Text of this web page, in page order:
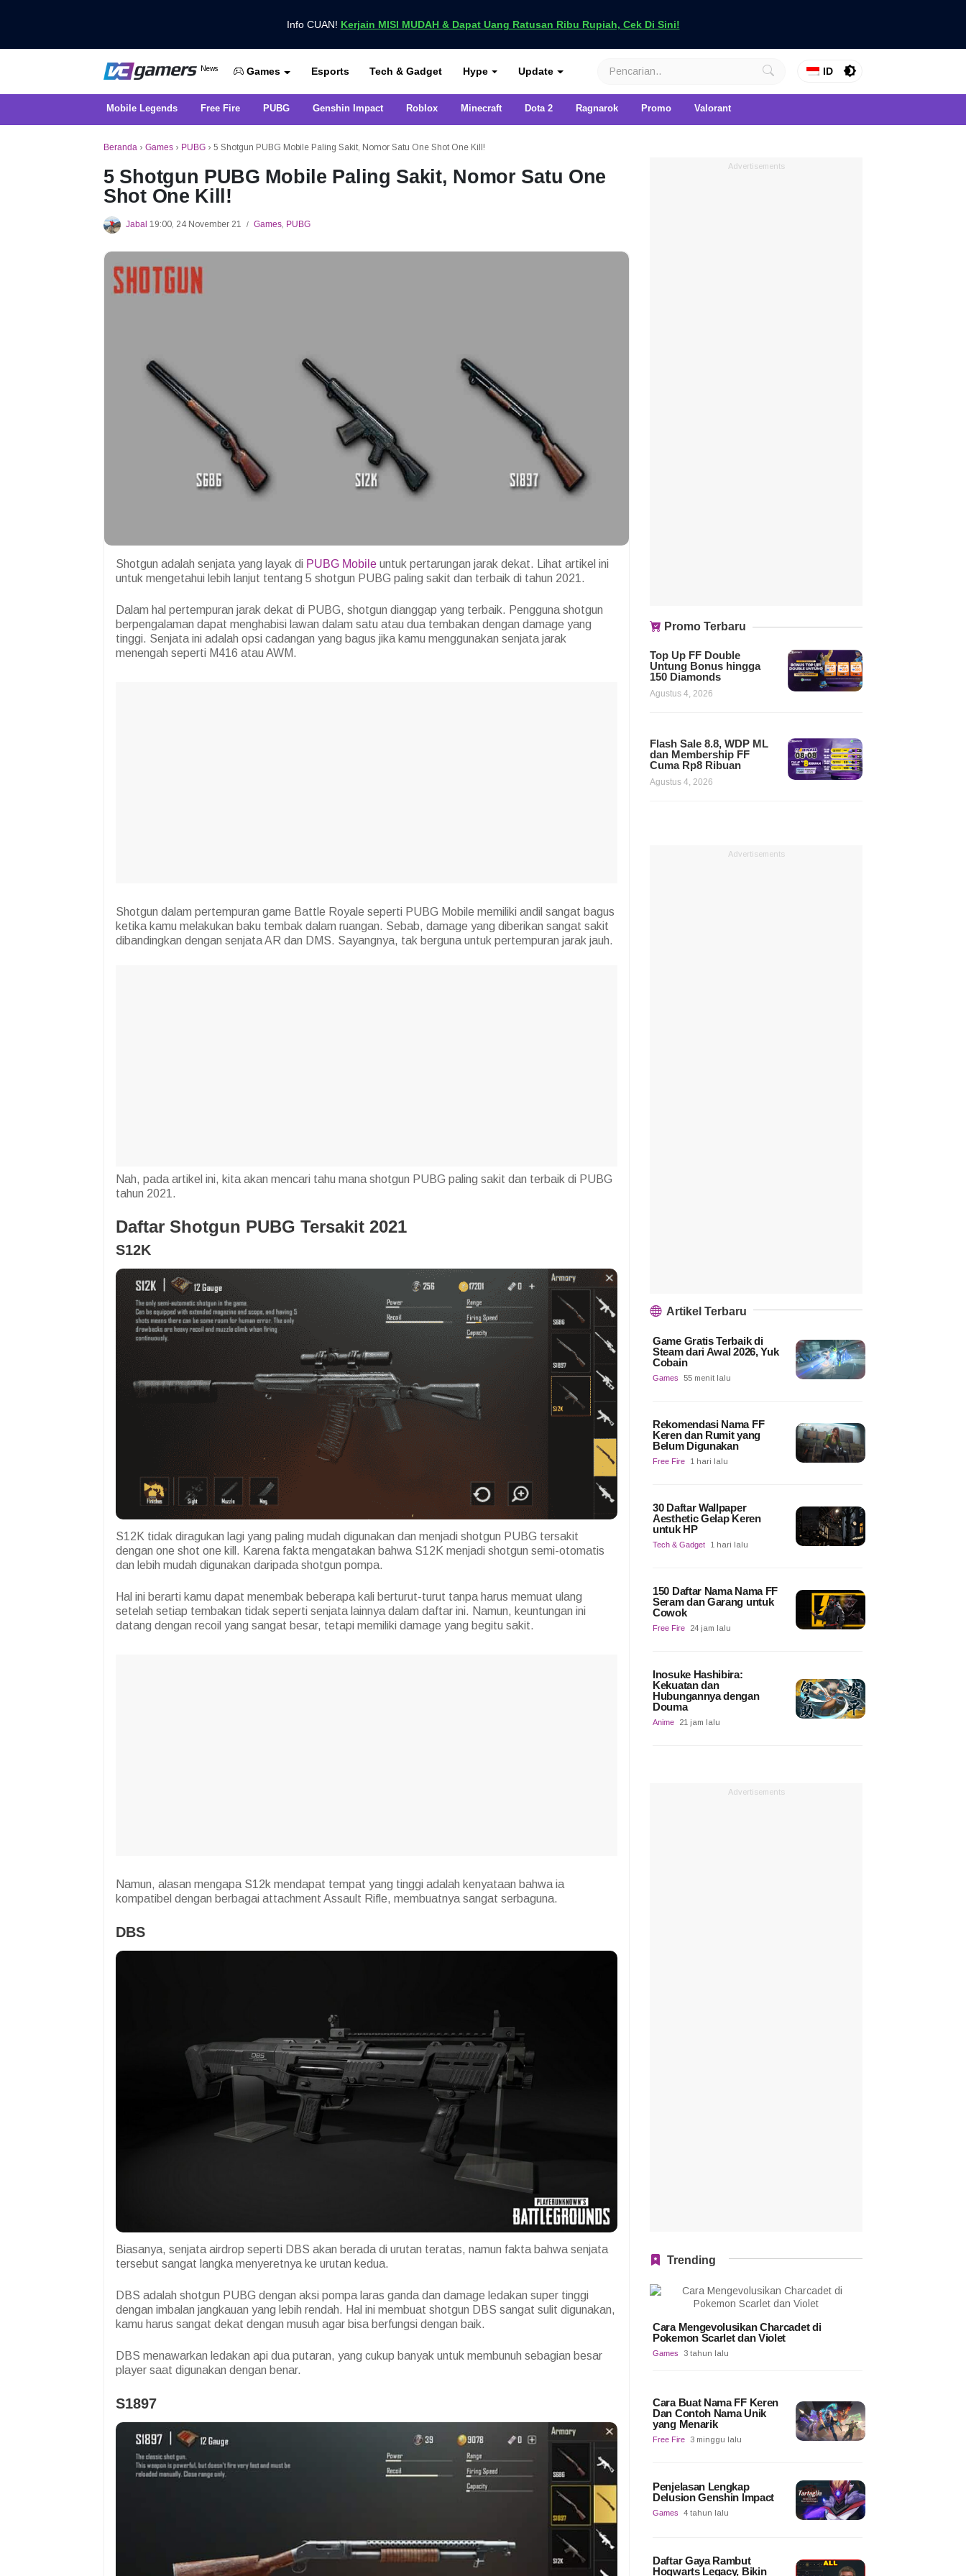
Info CUAN! Kerjain MISI MUDAH & Dapat Uang Ratusan Ribu Rupiah, Cek Di Sini!
VCGamers News
News
Dapatkan Berita Games Terbaru Hanya di VCGamers
Games Esports Tech & Gadget Hype Update ID
Mobile Legends Free Fire PUBG Genshin Impact Roblox Minecraft Dota 2 Ragnarok Promo Valorant
Beranda › Games › PUBG › 5 Shotgun PUBG Mobile Paling Sakit, Nomor Satu One Shot One Kill!
5 Shotgun PUBG Mobile Paling Sakit, Nomor Satu One
Shot One Kill!
Jabal 19:00, 24 November 21 / Games, PUBG
Shotgun adalah senjata yang layak di PUBG Mobile untuk pertarungan jarak dekat. Lihat artikel ini
untuk mengetahui lebih lanjut tentang 5 shotgun PUBG paling sakit dan terbaik di tahun 2021.
Dalam hal pertempuran jarak dekat di PUBG, shotgun dianggap yang terbaik. Pengguna shotgun
berpengalaman dapat menghabisi lawan dalam satu atau dua tembakan dengan damage yang
tinggi. Senjata ini adalah opsi cadangan yang bagus jika kamu menggunakan senjata jarak
menengah seperti M416 atau AWM.
Shotgun dalam pertempuran game Battle Royale seperti PUBG Mobile memiliki andil sangat bagus
ketika kamu melakukan baku tembak dalam ruangan. Sebab, damage yang diberikan sangat sakit
dibandingkan dengan senjata AR dan DMS. Sayangnya, tak berguna untuk pertempuran jarak jauh.
Nah, pada artikel ini, kita akan mencari tahu mana shotgun PUBG paling sakit dan terbaik di PUBG
tahun 2021.
Daftar Shotgun PUBG Tersakit 2021
S12K
S12K tidak diragukan lagi yang paling mudah digunakan dan menjadi shotgun PUBG tersakit
dengan one shot one kill. Karena fakta mengatakan bahwa S12K menjadi shotgun semi-otomatis
dan lebih mudah digunakan daripada shotgun pompa.
Hal ini berarti kamu dapat menembak beberapa kali berturut-turut tanpa harus memuat ulang
setelah setiap tembakan tidak seperti senjata lainnya dalam daftar ini. Namun, keuntungan ini
datang dengan recoil yang sangat besar, tetapi memiliki damage yang begitu sakit.
Namun, alasan mengapa S12k mendapat tempat yang tinggi adalah kenyataan bahwa ia
kompatibel dengan berbagai attachment Assault Rifle, membuatnya sangat serbaguna.
DBS
Biasanya, senjata airdrop seperti DBS akan berada di urutan teratas, namun fakta bahwa senjata
tersebut sangat langka menyeretnya ke urutan kedua.
DBS adalah shotgun PUBG dengan aksi pompa laras ganda dan damage ledakan super tinggi
dengan imbalan jangkauan yang lebih rendah. Hal ini membuat shotgun DBS sangat sulit digunakan,
kamu harus sangat dekat dengan musuh agar bisa berfungsi dengan baik.
DBS menawarkan ledakan api dua putaran, yang cukup banyak untuk membunuh sebagian besar
player saat digunakan dengan benar.
S1897
Advertisements
Promo Terbaru
Top Up FF Double
Untung Bonus hingga
150 Diamonds
Agustus 4, 2026
Flash Sale 8.8, WDP ML
dan Membership FF
Cuma Rp8 Ribuan
Agustus 4, 2026
Advertisements
Artikel Terbaru
Game Gratis Terbaik di
Steam dari Awal 2026, Yuk
Cobain
Games 55 menit lalu
Rekomendasi Nama FF
Keren dan Rumit yang
Belum Digunakan
Free Fire 1 hari lalu
30 Daftar Wallpaper
Aesthetic Gelap Keren
untuk HP
Tech & Gadget 1 hari lalu
150 Daftar Nama Nama FF
Seram dan Garang untuk
Cowok
Free Fire 24 jam lalu
Inosuke Hashibira:
Kekuatan dan
Hubungannya dengan
Douma
Anime 21 jam lalu
Advertisements
Trending
Cara Mengevolusikan Charcadet di
Pokemon Scarlet dan Violet
Games 3 tahun lalu
Cara Buat Nama FF Keren
Dan Contoh Nama Unik
yang Menarik
Free Fire 3 minggu lalu
Penjelasan Lengkap
Delusion Genshin Impact
Games 4 tahun lalu
Daftar Gaya Rambut
Hogwarts Legacy, Bikin